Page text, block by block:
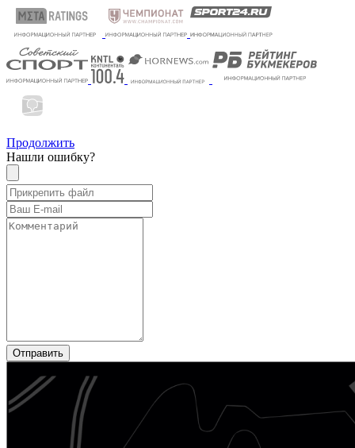
Продолжить
Нашли ошибку?